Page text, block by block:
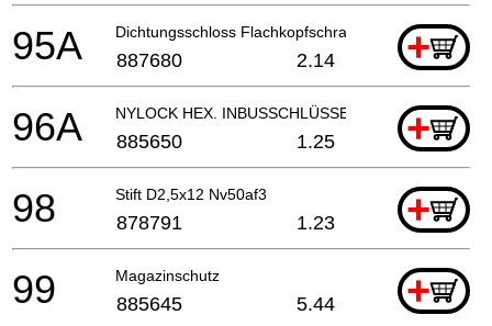
Dichtungsschloss Flachkopfschraube M4x6+
95A 887680 2.14
NYLOCK HEX. INBUSSCHLÜSSEL +
96A 885650 1.25
Stift D2,5x12 Nv50af3 +
98 878791 1.23
Magazinschutz +
99 885645 5.44